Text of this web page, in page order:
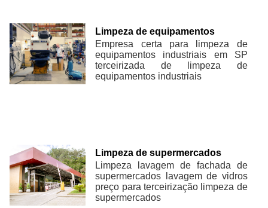
Limpeza de equipamentos
Empresa certa para limpeza de
equipamentos industriais em SP
terceirizada de limpeza de
equipamentos industriais
Limpeza de supermercados
Limpeza lavagem de fachada de
supermercados lavagem de vidros
preço para terceirização limpeza de
supermercados